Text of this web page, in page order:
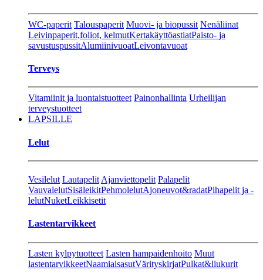
WC-paperit Talouspaperit Muovi- ja biopussit Nenäliinat
Leivinpaperit,foliot, kelmutKertakäyttöastiatPaisto- ja
savustuspussitAlumiinivuoatLeivontavuoat
Terveys
Vitamiinit ja luontaistuotteet Painonhallinta Urheilijan
terveystuotteet
LAPSILLE
Lelut
Vesilelut Lautapelit Ajanviettopelit Palapelit
VauvalelutSisäleikitPehmolelutAjoneuvot&radatPihapelit ja -
lelutNuketLeikkisetit
Lastentarvikkeet
Lasten kylpytuotteet Lasten hampaidenhoito Muut
lastentarvikkeetNaamiaisasutVärityskirjatPulkat&liukurit